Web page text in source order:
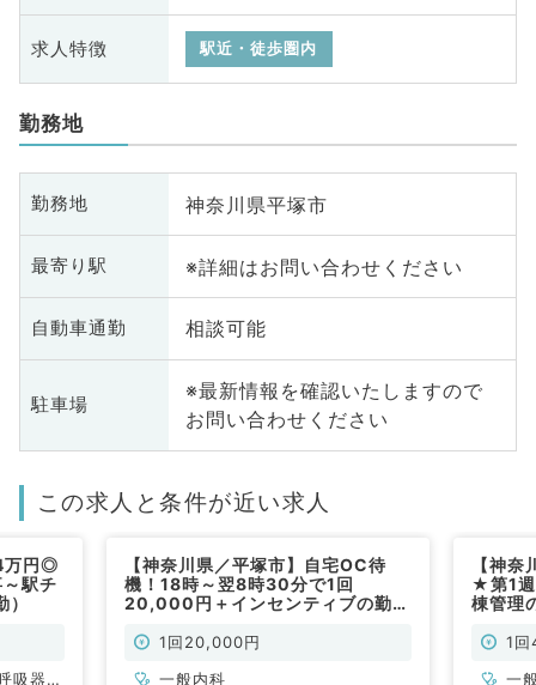
求人特徴 駅近・徒歩圏内
勤務地
勤務地 神奈川県平塚市
最寄り駅 ※詳細はお問い合わせください
自動車通勤 相談可能
駐車場
※最新情報を確認いたしますので
お問い合わせください
この求人と条件が近い求人
万円◎
駅チ
吸器内
【神奈川県／平塚市】自宅OC待
機！18時～翌8時30分で1回
20,000円＋インセンティブの勤務
選べます！（内科／非常勤）
1回20,000円
一般内科
【神
★第1
棟管理
1
一